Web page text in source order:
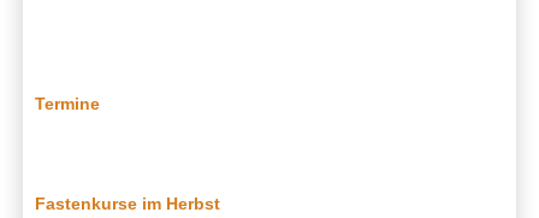
Termine
Fastenkurse im Herbst